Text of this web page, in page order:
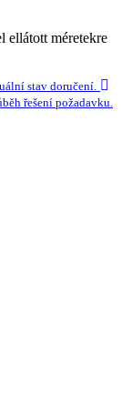
ellátott méretekre
stav doručení.
řešení požadavku.